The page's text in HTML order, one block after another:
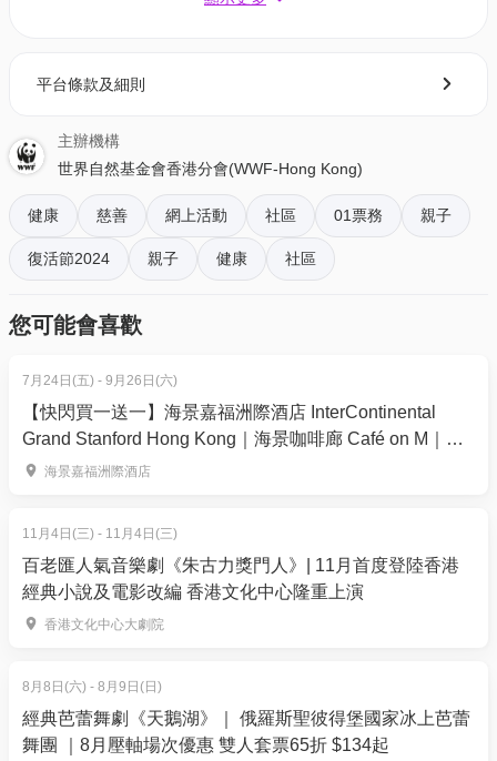
球一周，即40,075公里，以減少至少10,800公斤的碳
活動日期： 2024年3月23日至5月3日
報名期間：
2024年3月18日至5月3日
報名費用：個人：$280；團體 (2-3人)：$480
您亦可以捐款支持WWF保護野生動物及其棲息地，以
至其他重要的保育工作！
個人捐款：$100
*個人捐款者可提交步行紀錄以攜手達成環繞地球一周
的目標，但不會獲得電子證書及活動紀念禮品，亦不
止。
活動內容：
透過手機或智能手錶紀錄您每日的步行距離，截圖
合力行出40,075公里 (可上載過去日子的步行紀錄，如
您仍可於4月上載3月23至31日的步行紀錄，只需清楚
顯示日子和步行距離即可)
平台條款及細則
主辦機構
世界自然基金會香港分會(WWF-Hong Kong)
健康 慈善 網上活動 社區 01票務 親子
復活節2024 親子 健康 社區
您可能會喜歡
7月24日(五) - 9月26日(六)
【快閃買一送一】海景嘉福洲際酒店 InterContinental
Grand Stanford Hong Kong｜海景咖啡廊 Café on M｜
「鮮味龍蝦盛宴」自助晚餐
海景嘉福洲際酒店
11月4日(三) - 11月4日(三)
百老匯人氣音樂劇《朱古力獎門人》| 11月首度登陸香港
經典小說及電影改編 香港文化中心隆重上演
香港文化中心大劇院
8月8日(六) - 8月9日(日)
經典芭蕾舞劇《天鵝湖》｜ 俄羅斯聖彼得堡國家冰上芭蕾
舞團 ｜8月壓軸場次優惠 雙人套票65折 $134起